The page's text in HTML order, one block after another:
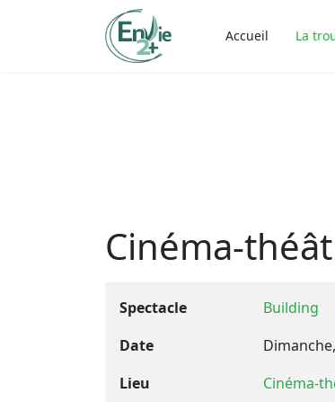
Accueil La
Cinéma-
Spectacle
Building
Date
Lieu
Cinéma-